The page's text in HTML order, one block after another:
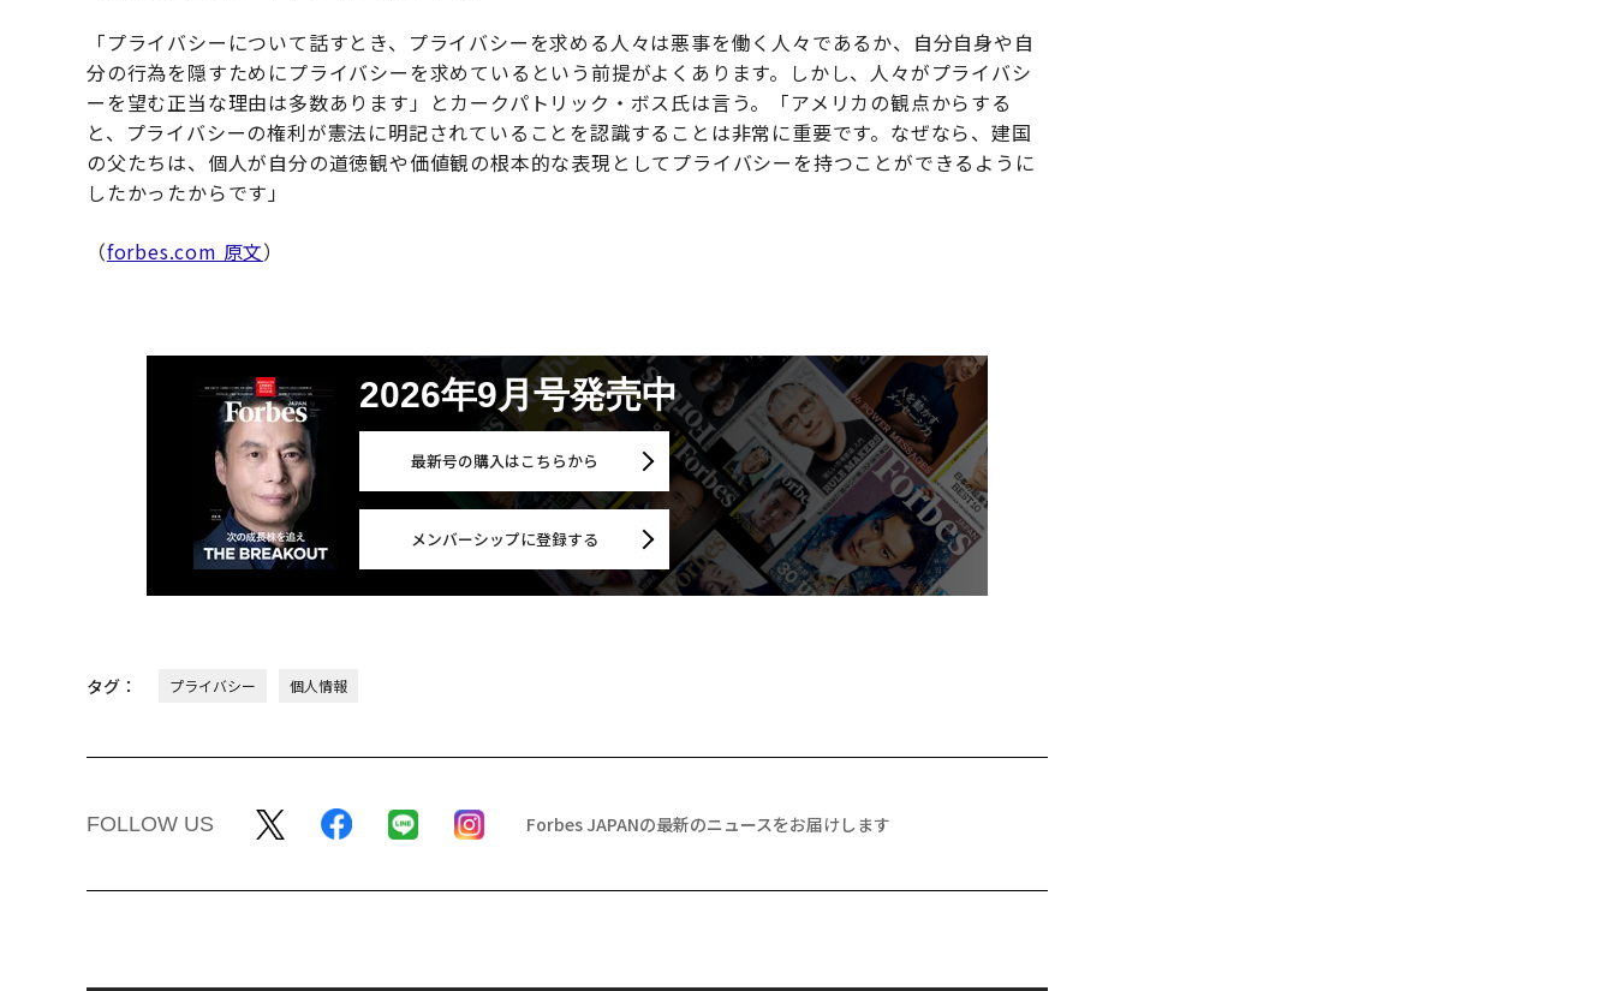
「プライバシーについて話すとき、プライバシーを求める人々は悪事を働く人々であるか、自分自身や自
分の行為を隠すためにプライバシーを求めているという前提がよくあります。しかし、人々がプライバシ
ーを望む正当な理由は多数あります」とカークパトリック・ボス氏は言う。「アメリカの観点からする
と、プライバシーの権利が憲法に明記されていることを認識することは非常に重要です。なぜなら、建国
の父たちは、個人が自分の道徳観や価値観の根本的な表現としてプライバシーを持つことができるように
したかったからです」
（forbes.com 原文）
2026年9月号発売中
最新号の購入はこちらから
メンバーシップに登録する
タグ： プライバシー 個人情報
FOLLOW US Forbes JAPANの最新のニュースをお届けします